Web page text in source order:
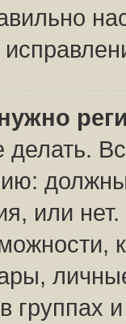
или
группах